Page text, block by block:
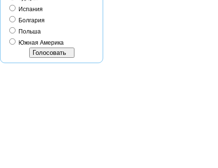
Испания
Болгария
Польша
Южная Америка